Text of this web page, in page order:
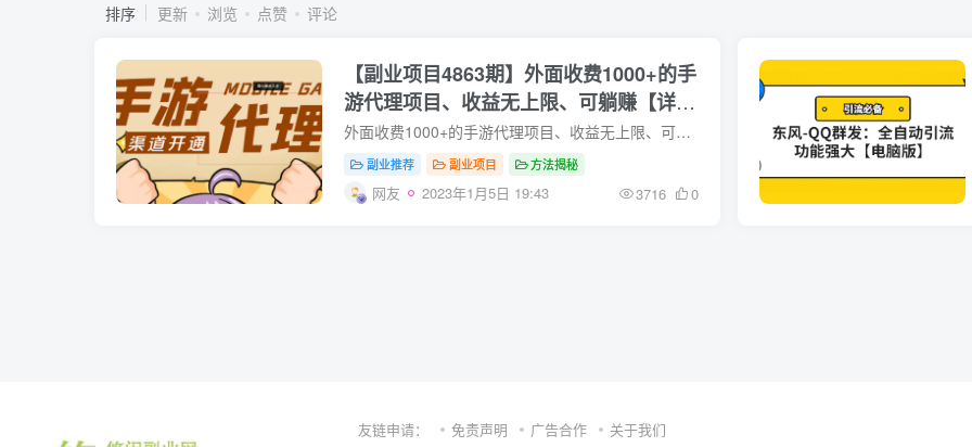
排序 更新 浏览 点赞 评论
【副业项目4863期】外面收费1000+的手
游代理项目、收益无上限、可躺赚【详细
教程】
外面收费1000+的手游代理项目、收益无上限、可躺赚【详细教程】 手游代理项目，免费开通独立后台，独立游戏盒子包含300多款热门游戏玩家充值可得45%左右收益，随时可提现提供详细教程 教...
副业推荐 副业项目 方法揭秘
网友 2023年1月5日 19:43 3716 0
友链申请： 免责声明 广告合作 关于我们